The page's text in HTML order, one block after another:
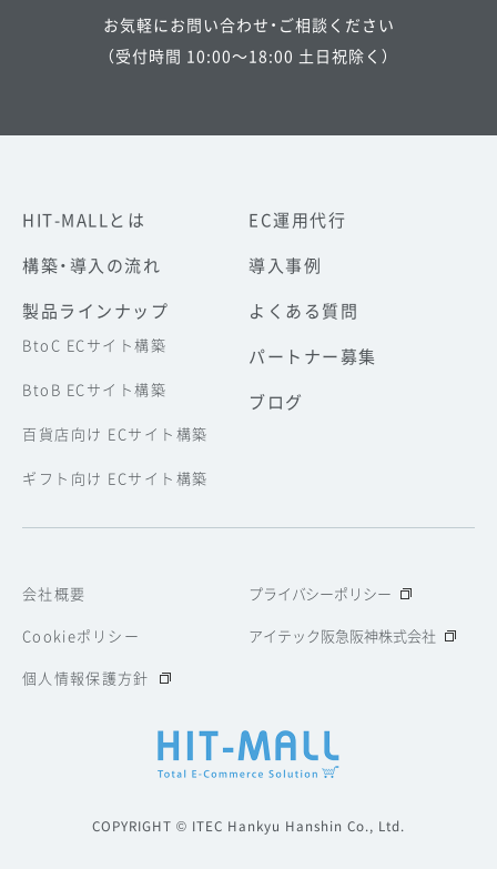
お問い合わせ
お気軽にお問い合わせ・ご相談ください
（受付時間 10:00～18:00 土日祝除く）
HIT-MALLとは
構築・導入の流れ
製品ラインナップ
BtoC ECサイト構築
BtoB ECサイト構築
百貨店向け ECサイト構築
ギフト向け ECサイト構築
EC運用代行
導入事例
よくある質問
パートナー募集
ブログ
会社概要
Cookieポリシー
個人情報保護方針
プライバシーポリシー
アイテック阪急阪神株式会社
COPYRIGHT © ITEC Hankyu Hanshin Co., Ltd.